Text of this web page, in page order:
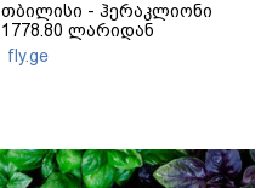
თბილისი - ჰერაკლიონი
1778.80 ლარიდან
fly.ge